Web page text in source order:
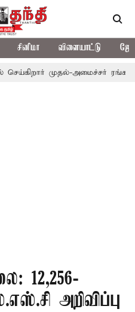
சினிமா விளையாட்டு
முதல்-அமைச்சர் ரங்கசாமி
12,256-
அறிவிப்பு